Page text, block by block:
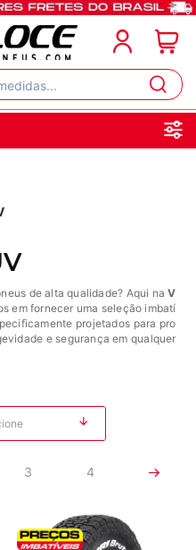
de alta qualidade? Aqui naV
em fornecer uma seleção imbatí
projetados para pro
e segurança em qualquer
3 4